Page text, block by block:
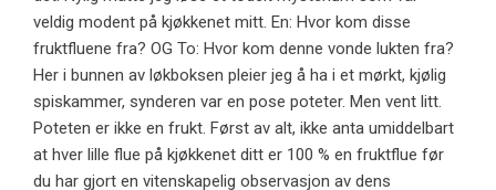
veldig modent på kjøkkenet mitt. En: Hvor kom disse
fruktfluene fra? OG To: Hvor kom denne vonde lukten fra?
Her i bunnen av løkboksen pleier jeg å ha i et mørkt, kjølig
spiskammer, synderen var en pose poteter. Men vent litt.
Poteten er ikke en frukt. Først av alt, ikke anta umiddelbart
at hver lille flue på kjøkkenet ditt er 100 % en fruktflue før
du har gjort en vitenskapelig observasjon av dens